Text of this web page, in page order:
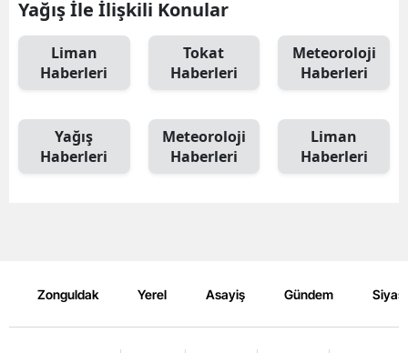
Yağış İle İlişkili Konular
Liman
Haberleri
Tokat
Haberleri
Meteoroloji
Haberleri
Yağış
Haberleri
Meteoroloji
Haberleri
Liman
Haberleri
Zonguldak Yerel Asayiş Gündem